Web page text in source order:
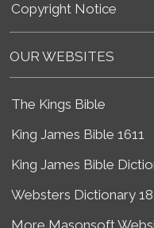
Copyright Notice
OUR WEBSITES
The Kings Bible
King James Bible 1611
King James Bible
Websters Dictionary
More Masonsoft